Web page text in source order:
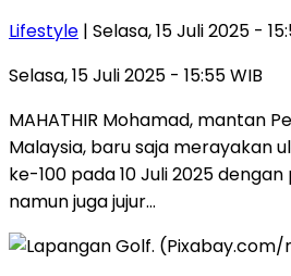
Lifestyle | Selasa, 15 Juli 2025 -
Selasa, 15 Juli 2025 - 15:55 WIB
MAHATHIR Mohamad, mantan
Malaysia, baru saja merayakan
ke-100 pada 10 Juli 2025
namun juga jujur…